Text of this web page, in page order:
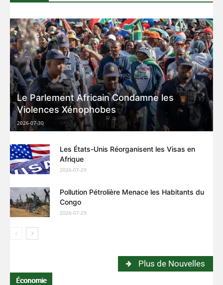
Le Parlement Africain Condamne les
Violences Xénophobes
2026-07-30
Les États-Unis Réorganisent les Visas en
Afrique
2026-07-29
Pollution Pétrolière Menace les Habitants du
Congo
2026-07-29
Plus de Nouvelles
Économie